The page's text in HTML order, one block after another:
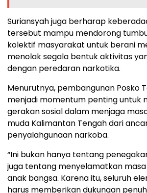
Suriansyah juga berharap
tersebut mampu mendorong
kolektif masyarakat untuk berani
menolak segala bentuk aktivitas
dengan peredaran narkotika.
Menurutnya, pembangunan Posko
menjadi momentum penting untuk
gerakan sosial dalam menjaga
muda Kalimantan Tengah dari
penyalahgunaan narkoba.
“Ini bukan hanya tentang
juga tentang menyelamatkan
anak bangsa. Karena itu, seluruh
harus memberikan dukungan